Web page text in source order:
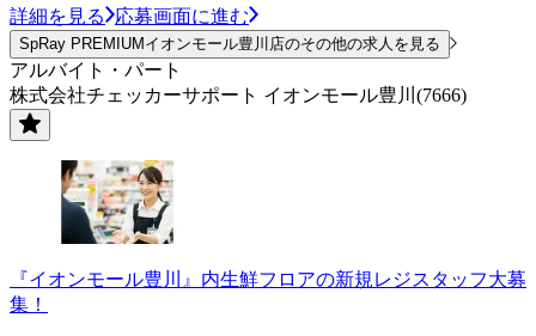
詳細を見る 応募画面に進む
SpRay PREMIUMイオンモール豊川店のその他の求人を見る
アルバイト・パート
株式会社チェッカーサポート イオンモール豊川(7666)
『イオンモール豊川』内生鮮フロアの新規レジスタッフ大募
集！